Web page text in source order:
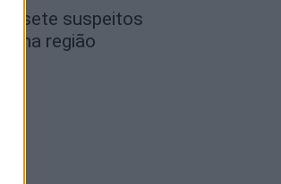
sete suspeitos
na região